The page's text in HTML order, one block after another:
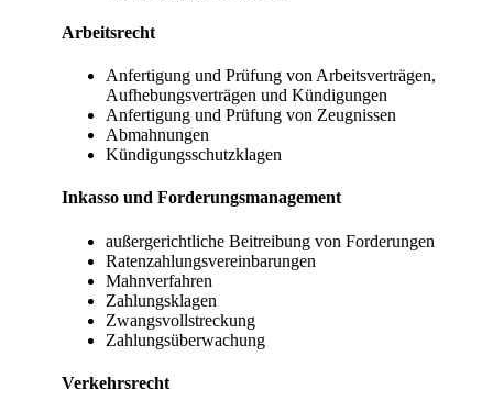
Arbeitsrecht
Anfertigung und Prüfung von Arbeitsverträgen,
Aufhebungsverträgen und Kündigungen
Anfertigung und Prüfung von Zeugnissen
Abmahnungen
Kündigungsschutzklagen
Inkasso und Forderungsmanagement
außergerichtliche Beitreibung von Forderungen
Ratenzahlungsvereinbarungen
Mahnverfahren
Zahlungsklagen
Zwangsvollstreckung
Zahlungsüberwachung
Verkehrsrecht